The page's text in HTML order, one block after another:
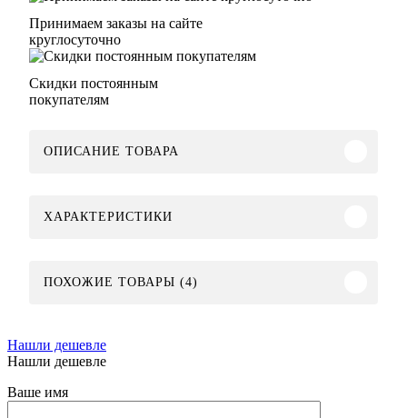
Принимаем заказы на сайте
круглосуточно
Скидки постоянным
покупателям
ОПИСАНИЕ ТОВАРА
ХАРАКТЕРИСТИКИ
ПОХОЖИЕ ТОВАРЫ (4)
Нашли дешевле
Нашли дешевле
Ваше имя